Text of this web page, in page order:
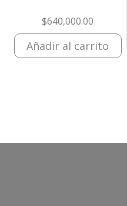
$640,000.00
Añadir al carrito